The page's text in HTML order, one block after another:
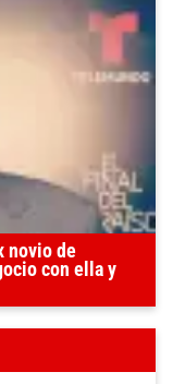
novio de
con ella y